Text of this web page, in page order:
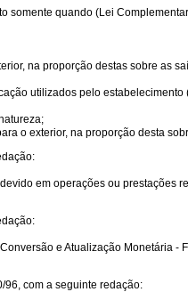
somente quando (Lei
na proporção destas sobre as
utilizados pelo estabelecimento
o exterior, na proporção desta
em operações ou
e Atualização Monetária
96, com a seguinte redação: